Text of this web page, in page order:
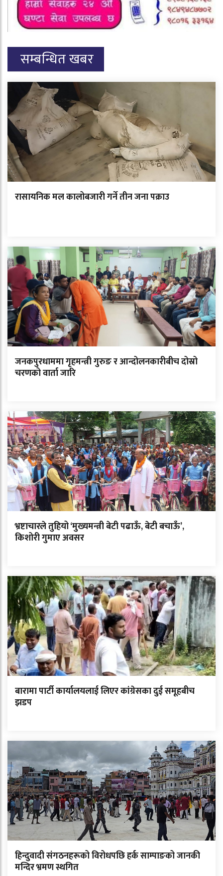
सम्बन्धित खबर
रासायनिक मल कालोबजारी गर्ने तीन जना पक्राउ
जनकपुरधाममा गृहमन्त्री गुरुङ र आन्दोलनकारीबीच दोस्रो
चरणको वार्ता जारि
भ्रष्टाचारले तुहियो ‘मुख्यमन्त्री बेटी पढाऊँ, बेटी बचाऊँ’,
किशोरी गुमाए अवसर
बारामा पार्टी कार्यालयलाई लिएर कांग्रेसका दुई समूहबीच
झडप
हिन्दुवादी संगठनहरूको विरोधपछि हर्क साम्पाङको जानकी
मन्दिर भ्रमण स्थगित